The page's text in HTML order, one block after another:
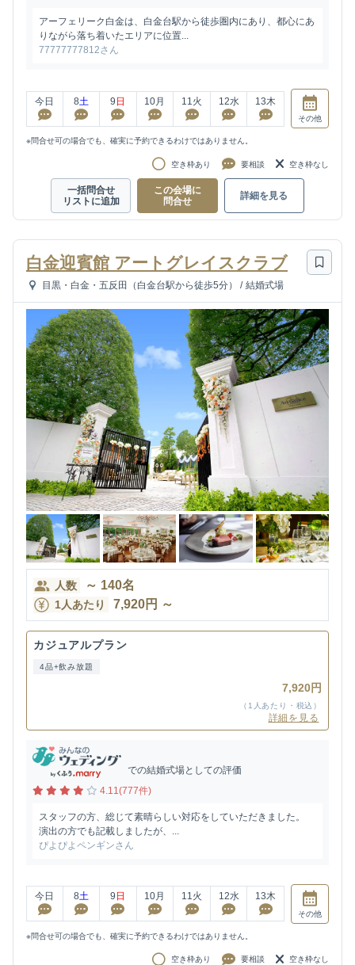
アーフェリーク白金は、白金台駅から徒歩圏内にあり、都心にあ
りながら落ち着いたエリアに位置...
77777777812さん
今日 8土 9 日 10月 11 火 12水 13木
その他
※問合せ可の場合でも、確実に予約できるわけではありません。
空き枠あり 要相談 空き枠なし
一括問合せ
リストに追加
この会場に
問合せ
詳細を見る
白金迎賓館 アートグレイスクラブ
目黒・白金・五反田（白金台駅から徒歩5分） / 結婚式場
人数 ～ 140名
1人あたり 7,920円 ～
カジュアルプラン
4品+飲み放題
7,920円
（1人あたり・税込）
詳細を見る
での結婚式場としての評価
4.11(777件)
スタッフの方、総じて素晴らしい対応をしていただきました。
演出の方でも記載しましたが、...
ぴよぴよペンギンさん
今日 8土 9 日 10月 11火 12水 13木
その他
※問合せ可の場合でも、確実に予約できるわけではありません。
空き枠あり 要相談 空き枠なし